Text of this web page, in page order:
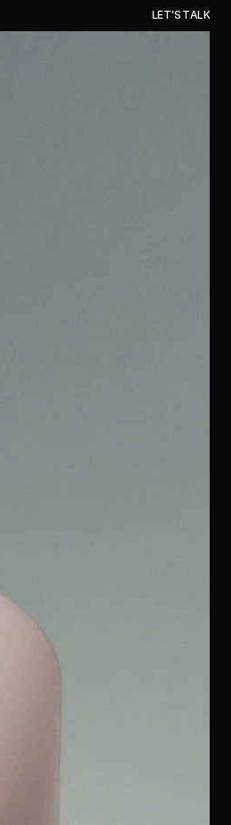
LET'S TALK